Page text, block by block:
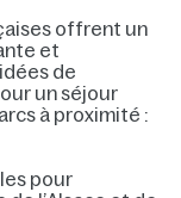
offrent un
et
de
un séjour
à proximité :
pour